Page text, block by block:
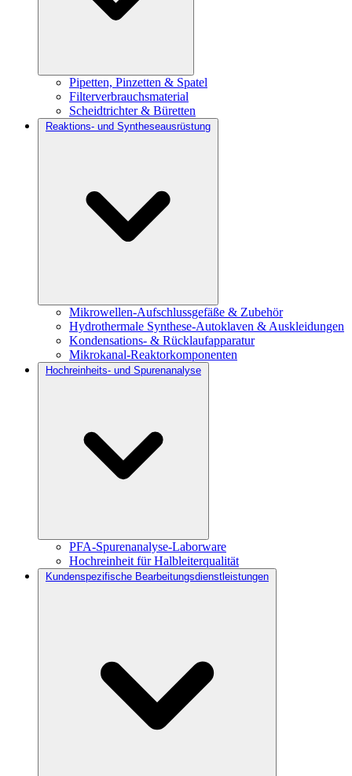
Pipetten, Pinzetten & Spatel
Filterverbrauchsmaterial
Scheidtrichter & Büretten
Reaktions- und Syntheseausrüstung
Mikrowellen-Aufschlussgefäße & Zubehör
Hydrothermale Synthese-Autoklaven & Auskleidungen
Kondensations- & Rücklaufapparatur
Mikrokanal-Reaktorkomponenten
Hochreinheits- und Spurenanalyse
PFA-Spurenanalyse-Laborware
Hochreinheit für Halbleiterqualität
Kundenspezifische Bearbeitungsdienstleistungen